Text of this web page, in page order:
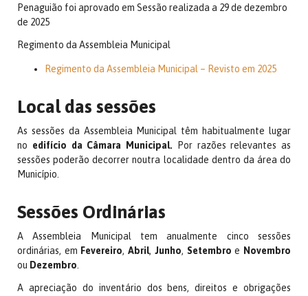
Penaguião foi aprovado em Sessão realizada a 29 de dezembro
de 2025
Regimento da Assembleia Municipal
Regimento da Assembleia Municipal – Revisto em 2025
Local das sessões
As sessões da Assembleia Municipal têm habitualmente lugar
no edifício da Câmara Municipal. Por razões relevantes as
sessões poderão decorrer noutra localidade dentro da área do
Município.
Sessões Ordinárias
A Assembleia Municipal tem anualmente cinco sessões
ordinárias, em Fevereiro,Abril, Junho, Setembroe Novembro
ou Dezembro.
A apreciação do inventário dos bens, direitos e obrigações